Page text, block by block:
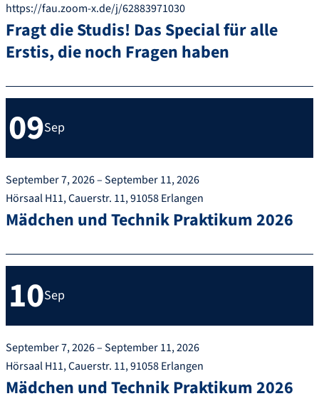
Fragt die Studis! Das Special für alle
Erstis, die noch Fragen haben
https://fau.zoom-x.de/j/62883971030
09Sep
September 7, 2026 – September 11, 2026
Mädchen und Technik Praktikum 2026
Hörsaal H11, Cauerstr. 11, 91058 Erlangen
10Sep
September 7, 2026 – September 11, 2026
Mädchen und Technik Praktikum 2026
Hörsaal H11, Cauerstr. 11, 91058 Erlangen